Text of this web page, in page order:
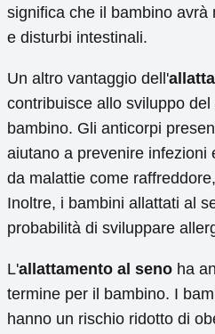
significa che il bambino
e disturbi intestinali.
Un altro vantaggio dell'
contribuisce allo sviluppo
bambino. Gli anticorpi
aiutano a prevenire infezioni
da malattie come
Inoltre, i bambini allattati al
probabilità di sviluppare
L'allattamento al seno ha
termine per il bambino. I
hanno un rischio ridotto di